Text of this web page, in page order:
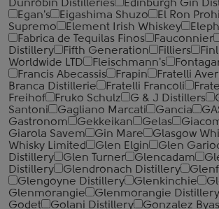
Dunrobin Distilleries
Edinburgh Gin
Egan's
Eigashima Shuzo El Ron
Supremo
Element Irish Whiskey
Fabrica de Tequilas Finos
Fauconnier
Distillery
Fifth Generation Filliers
Worldwide LTD
Fleischmann's
Francis Abecassis
Frapin Fratelli
Branca Distillerie
Fratelli ‎Francoli
Freihof
Fruko Schulz G & J Distillers
Santoni
Gagliano Marcati Gancia
Gastronom
Gekkeikan Gelas
Giarola Savem
Gin Mare Glasgow
Whisky Limited
Glen Elgin Glen
Distillery
Glen Turner Glencadam
Distillery
Glendronach Distillery
Glengoyne Distillery
Glenkinchie
Glenmorangie
Glenmorangie Distillery
Godet
Golani Distillery Gonzalez